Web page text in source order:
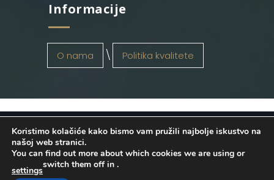
Informacije
O nama Politika kvalitete
OSATINA GRUPA d.o.o. 2026
. Configured
byINFOS Osijek. Sva prava pridržana.
Koristimo kolačiće kako bismo vam pružili najbolje iskustvo na
našoj web stranici.
You can find out more about which cookies we are using or
switch them off in
settings
.